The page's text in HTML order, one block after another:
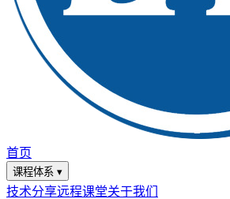
首页
课程体系 ▾
技术分享远程课堂关于我们